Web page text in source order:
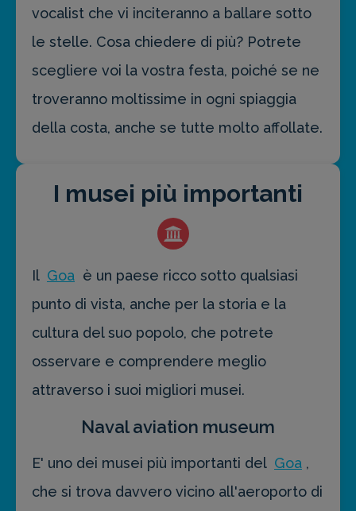
vocalist che vi inciteranno a ballare sotto
le stelle. Cosa chiedere di più? Potrete
scegliere voi la vostra festa, poiché se ne
troveranno moltissime in ogni spiaggia
della costa, anche se tutte molto affollate.
I musei più importanti
Il Goa è un paese ricco sotto qualsiasi
punto di vista, anche per la storia e la
cultura del suo popolo, che potrete
osservare e comprendere meglio
attraverso i suoi migliori musei.
Naval aviation museum
E' uno dei musei più importanti del Goa ,
che si trova davvero vicino all'aeroporto di